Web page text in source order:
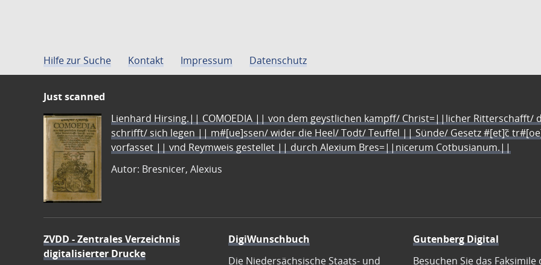
Hilfe zur Suche Kontakt Impressum Datenschutz
Just scanned
Lienhard Hirsing.|| COMOEDIA || von dem geystlichen kampff/ Christ=||licher Ritterschafft/
schrifft/ sich legen || m#[ue]ssen/ wider die Heel/ Todt/ Teuffel || Sünde/ Gesetz #[et]c̃
vorfasset || vnd Reymweis gestellet || durch Alexium Bres=||nicerum Cotbusianum.||
Autor: Bresnicer, Alexius
ZVDD - Zentrales Verzeichnis
digitalisierter Drucke
DigiWunschbuch
Die Niedersächsische Staats- und
Gutenberg Digital
Besuchen Sie das Faksimile